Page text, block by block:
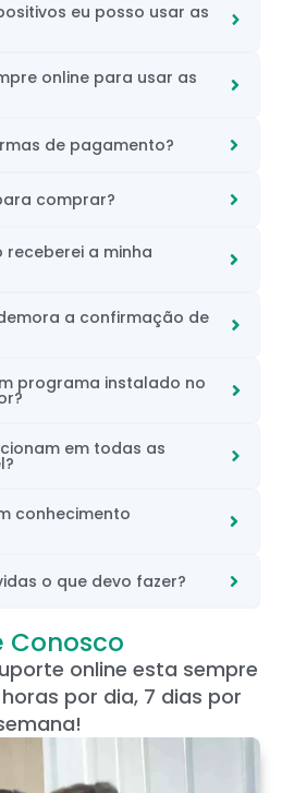
eu posso usar as
online para usar as
de pagamento?
comprar?
receberei a minha
a confirmação de
programa instalado no
em todas as
conhecimento
o que devo fazer?
Conosco
online esta sempre
por dia, 7 dias por